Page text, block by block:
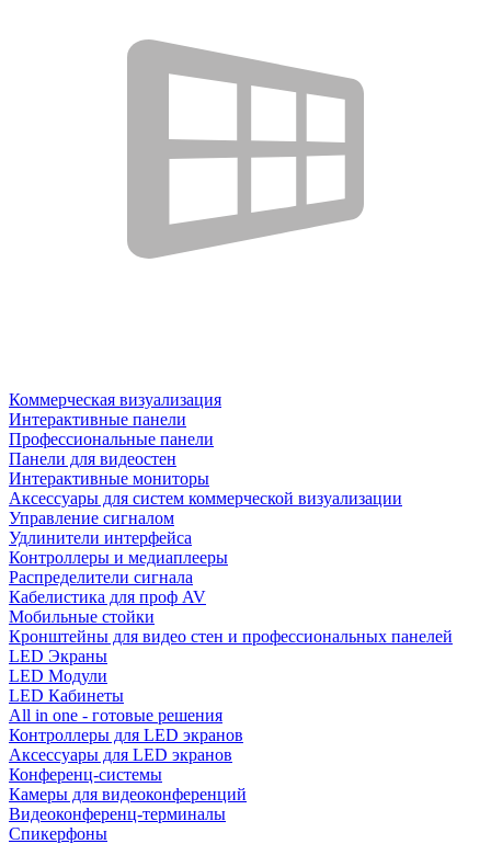
Коммерческая визуализация
Интерактивные панели
Профессиональные панели
Панели для видеостен
Интерактивные мониторы
Аксессуары для систем коммерческой визуализации
Управление сигналом
Удлинители интерфейса
Контроллеры и медиаплееры
Распределители сигнала
Кабелистика для проф AV
Мобильные стойки
Кронштейны для видео стен и профессиональных панелей
LED Экраны
LED Модули
LED Кабинеты
All in one - готовые решения
Контроллеры для LED экранов
Аксессуары для LED экранов
Конференц-системы
Камеры для видеоконференций
Видеоконференц-терминалы
Спикерфоны